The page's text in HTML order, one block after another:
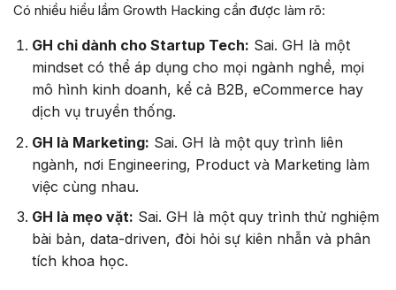
Có nhiều hiểu lầm Growth Hacking cần được làm rõ:
GH chỉ dành cho Startup Tech: Sai. GH là một
mindset có thể áp dụng cho mọi ngành nghề, mọi
mô hình kinh doanh, kể cả B2B, eCommerce hay
dịch vụ truyền thống.
GH là Marketing: Sai. GH là một quy trình liên
ngành, nơi Engineering, Product và Marketing làm
việc cùng nhau.
GH là mẹo vặt: Sai. GH là một quy trình thử nghiệm
bài bản, data-driven, đòi hỏi sự kiên nhẫn và phân
tích khoa học.